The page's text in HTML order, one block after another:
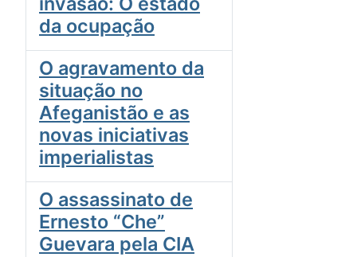
da ocupação
O agravamento da
situação no
Afeganistão e as
novas iniciativas
imperialistas
O assassinato de
Ernesto “Che”
Guevara pela CIA